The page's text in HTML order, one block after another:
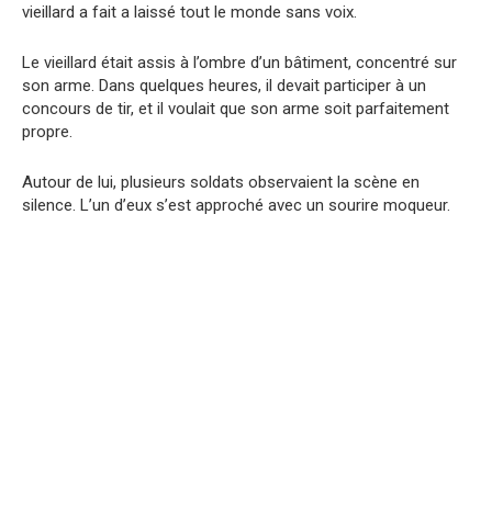
vieillard a fait a laissé tout le monde sans voix.
Le vieillard était assis à l’ombre d’un bâtiment, concentré sur
son arme. Dans quelques heures, il devait participer à un
concours de tir, et il voulait que son arme soit parfaitement
propre.
Autour de lui, plusieurs soldats observaient la scène en
silence. L’un d’eux s’est approché avec un sourire moqueur.